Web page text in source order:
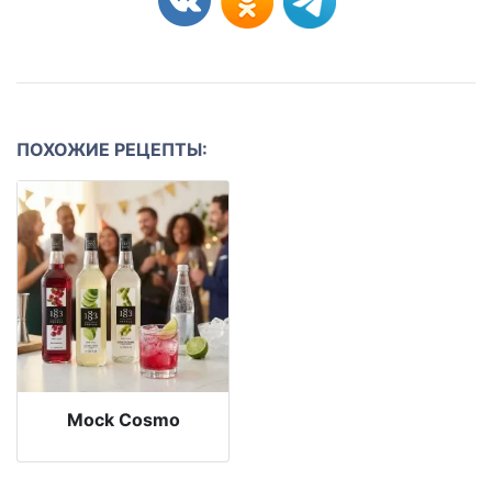
ПОХОЖИЕ РЕЦЕПТЫ:
Mock Cosmo